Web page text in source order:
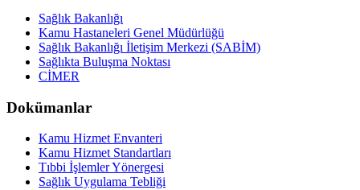
Sağlık Bakanlığı
Kamu Hastaneleri Genel Müdürlüğü
Sağlık Bakanlığı İletişim Merkezi (SABİM)
Sağlıkta Buluşma Noktası
CİMER
Dokümanlar
Kamu Hizmet Envanteri
Kamu Hizmet Standartları
Tıbbi İşlemler Yönergesi
Sağlık Uygulama Tebliği